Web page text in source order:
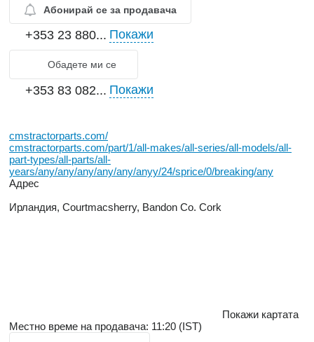
Абонирай се за продавача
+353 23 880... Покажи
Обадете ми се
+353 83 082... Покажи
cmstractorparts.com/
cmstractorparts.com/part/1/all-makes/all-series/all-models/all-
part-types/all-parts/all-
years/any/any/any/any/any/anyy/24/sprice/0/breaking/any
Адрес
Ирландия, Courtmacsherry, Bandon Co. Cork
Покажи картата
Местно време на продавача: 11:20 (IST)